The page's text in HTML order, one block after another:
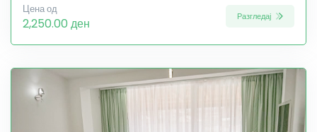
Цена од
2,250.00 ден Разгледај